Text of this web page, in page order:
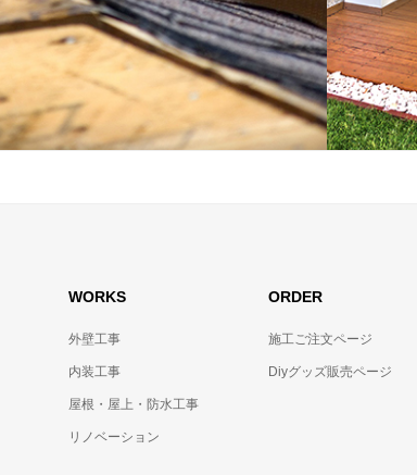
WORKS
外壁工事
内装工事
屋根・屋上・防水工事
リノベーション
ORDER
施工ご注文ページ
Diyグッズ販売ページ